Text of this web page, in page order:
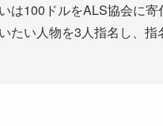
は100ドルをALS協会に
たい人物を3人指名し、